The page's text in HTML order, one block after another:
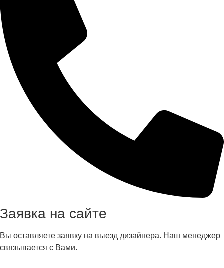
Заявка на сайте
Вы оставляете заявку на выезд дизайнера. Наш менеджер
связывается с Вами.